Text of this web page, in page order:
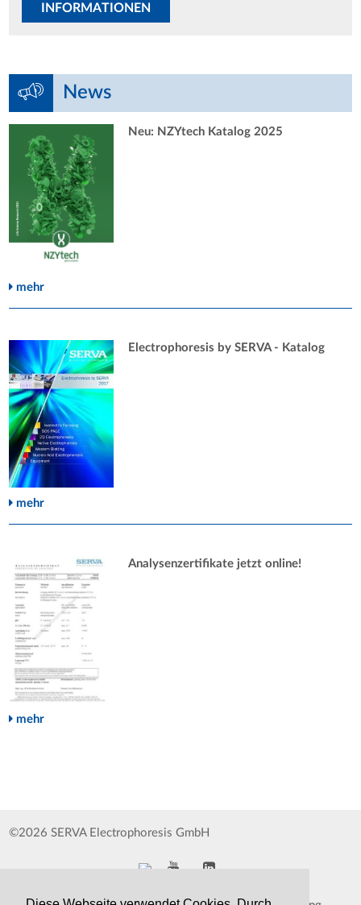
INFORMATIONEN
News
Neu: NZYtech Katalog 2025
mehr
Electrophoresis by SERVA - Katalog
mehr
Analysenzertifikate jetzt online!
mehr
©2026 SERVA Electrophoresis GmbH